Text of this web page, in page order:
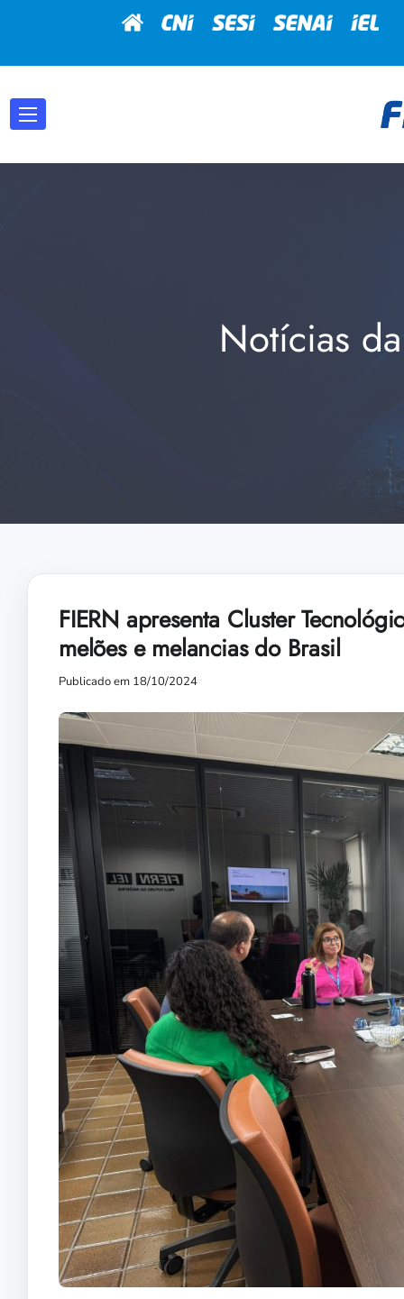
Notícias
FIERN apresenta Cluster
melões e melancias do Brasil
Publicado em 18/10/2024